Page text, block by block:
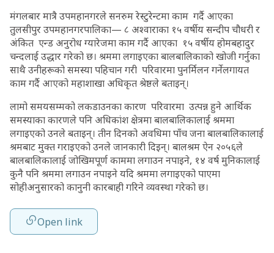
मंगलबार मात्रै उपमहानगरले सनरुम रेस्टुरेन्टमा काम गर्दै आएका
तुलसीपुर उपमहानगरपालिका— ८ अश्वाराका १५ वर्षीय सन्दीप चौधरी र
अंकित एन्ड अनुरोध ग्यारेजमा काम गर्दै आएका १५ वर्षीय होमबहादुर
चन्दलाई उद्धार गरेको छ। श्रममा लगाइएका बालबालिकाको खोजी गर्नुका
साथै उनीहरूको समस्या पहिचान गरी परिवारमा पुनर्मिलन गर्नेलगायत
काम गर्दै आएको महाशाखा अधिकृत श्रेष्ठले बताइन्।
लामो समयसम्मको लकडाउनका कारण परिवारमा उत्पन्न हुने आर्थिक
समस्याका कारणले पनि अधिकांश क्षेत्रमा बालबालिकालाई श्रममा
लगाइएको उनले बताइन्। तीन दिनको अवधिमा पाँच जना बालबालिकालाई
श्रमबाट मुक्त गराइएको उनले जानकारी दिइन्। बालश्रम ऐन २०५६ले
बालबालिकालाई जोखिमपूर्ण काममा लगाउन नपाइने, १४ वर्ष मुनिकालाई
कुनै पनि श्रममा लगाउन नपाइने यदि श्रममा लगाइएको पाएमा
सोहीअनुसारको कानुनी कारबाही गरिने व्यवस्था गरेको छ।
Open link